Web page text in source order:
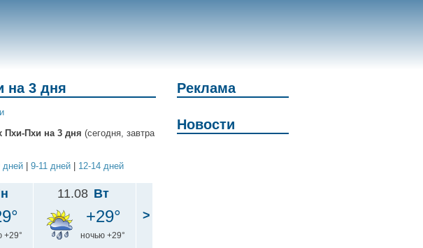
на 3 дня
Пхи-Пхи на 3 дня (сегодня, завтра
дней 9-11 дней 12-14 дней
+29°
11.08 Вт
+29°
ночью +29°
>
Реклама
Новости